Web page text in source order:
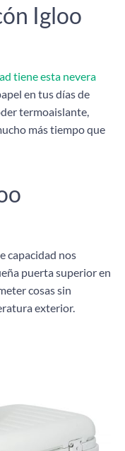
Igloo
tiene esta nevera
en tus días de
termoaislante,
más tiempo que
capacidad nos
puerta superior en
cosas sin
exterior.